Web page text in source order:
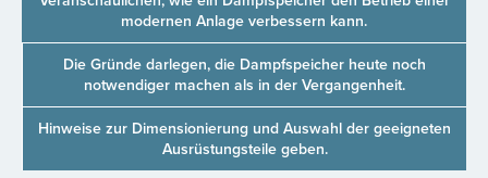
modernen Anlage verbessern kann.
Die Gründe darlegen, die Dampfspeicher heute noch
notwendiger machen als in der Vergangenheit.
Hinweise zur Dimensionierung und Auswahl der geeigneten
Ausrüstungsteile geben.